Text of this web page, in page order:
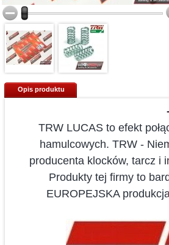
Opis produktu
TRW LUCAS to efekt
hamulcowych. TRW -
producenta klocków, tarcz i
Produkty tej firmy to
EUROPEJSKA